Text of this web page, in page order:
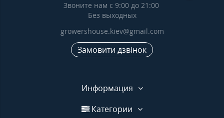
Звоните нам с 9:00 до 21:00
Без выходных
growershouse.kiev@gmail.com
Замовити дзвінок
Информация
Категории